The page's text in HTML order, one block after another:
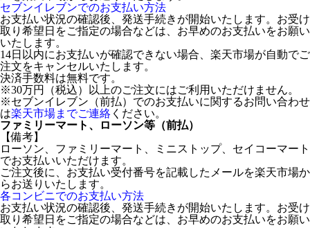
セブンイレブンでのお支払い方法
お支払い状況の確認後、発送手続きが開始いたします。お受け
取り希望日をご指定の場合などは、お早めのお支払いをお願い
いたします。
14日以内にお支払いが確認できない場合、楽天市場が自動でご
注文をキャンセルいたします。
決済手数料は無料です。
※30万円（税込）以上のご注文にはご利用いただけません。
※セブンイレブン（前払）でのお支払いに関するお問い合わせ
は楽天市場までご連絡 ください。
ファミリーマート、ローソン等（前払）
【備考】
ローソン、ファミリーマート、ミニストップ、セイコーマート
でお支払いいただけます。
ご注文後に、お支払い受付番号を記載したメールを楽天市場か
らお送りいたします。
各コンビニでのお支払い方法
お支払い状況の確認後、発送手続きが開始いたします。お受け
取り希望日をご指定の場合などは、お早めのお支払いをお願い